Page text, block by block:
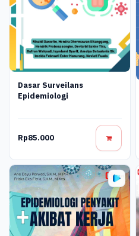
Dasar Surveilans
Epidemiologi
Rp85.000